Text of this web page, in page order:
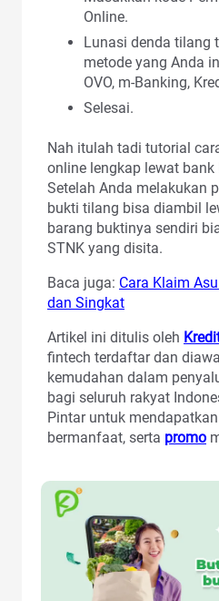
Online.
Lunasi denda tilang
metode yang Anda
OVO, m-Banking,
Selesai.
Nah itulah tadi tutorial
online lengkap lewat
Setelah Anda melakukan
bukti tilang bisa diambil
barang buktinya sendiri
STNK yang disita.
Baca juga: Cara Klaim
dan Singkat
Artikel ini ditulis oleh
fintech terdaftar dan
kemudahan dalam
bagi seluruh rakyat
Pintar untuk
bermanfaat, serta promo